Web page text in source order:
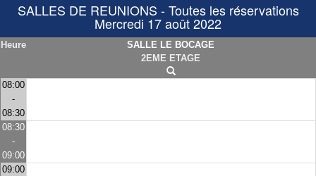
SALLES DE REUNIONS - Toutes les réservations
Mercredi 17 août 2022
Heure
SALLE LE BOCAGE
2EME ETAGE
08:00
-
08:30
08:30
-
09:00
09:00